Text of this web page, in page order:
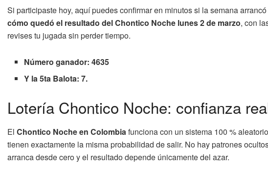
Si participaste hoy, aquí puedes confirmar en minutos si la semana
cómo quedó el resultado del Chontico Noche lunes 2 de marzo, con
revises tu jugada sin perder tiempo.
Número ganador: 4635
Y la 5ta Balota: 7.
Lotería Chontico Noche: confianza
El Chontico Noche en Colombiafunciona con un sistema 100 %
tienen exactamente la misma probabilidad de salir. No hay patrones
arranca desde cero y el resultado depende únicamente del azar.